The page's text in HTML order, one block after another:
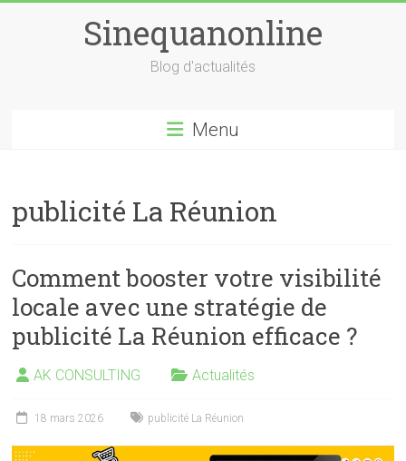
Sinequanonline
Blog d'actualités
Menu
publicité La Réunion
Comment booster votre visibilité
locale avec une stratégie de
publicité La Réunion efficace ?
AK CONSULTING Actualités
18 mars 2026 publicité La Réunion